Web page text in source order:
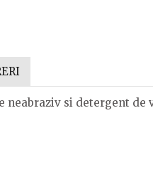
neabraziv si detergent de